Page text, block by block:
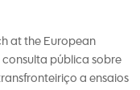
at the European
consulta pública sobre
a ensaios